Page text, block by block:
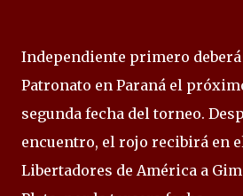
Independiente primero
Patronato en Paraná el
segunda fecha del torneo.
encuentro, el rojo recibirá en
Libertadores de América a